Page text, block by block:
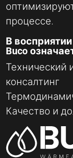
процессе.
В
Buco
Технический
консалтинг
Качество и